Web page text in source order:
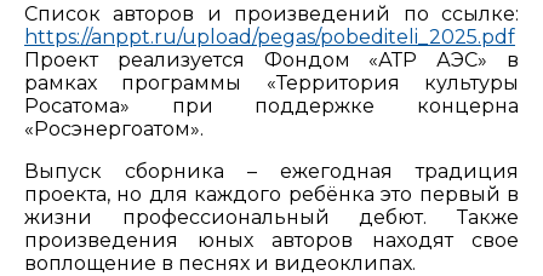
Список авторов и произведений по ссылке:
https://anppt.ru/upload/pegas/pobediteli_2025.pdf
Проект реализуется Фондом «АТР АЭС» в
рамках программы «Территория культуры
Росатома» при поддержке концерна
«Росэнергоатом».
Выпуск сборника – ежегодная традиция
проекта, но для каждого ребёнка это первый в
жизни профессиональный дебют. Также
произведения юных авторов находят свое
воплощение в песнях и видеоклипах.